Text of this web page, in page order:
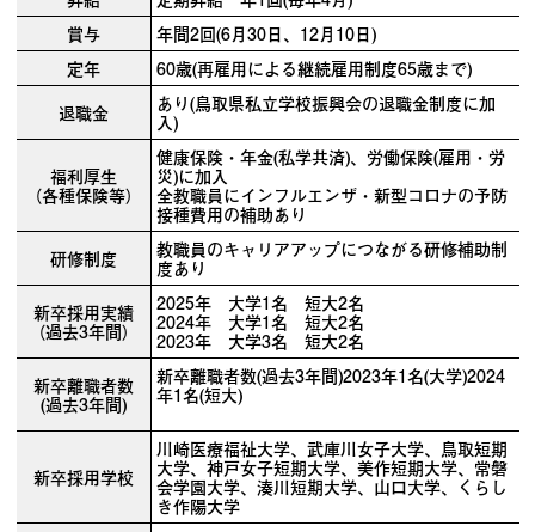
賞与
年間2回(6月30日、12月10日)
定年
60歳(再雇用による継続雇用制度65歳まで)
退職金
あり(鳥取県私立学校振興会の退職金制度に加
入)
福利厚生
（各種保険等）
健康保険・年金(私学共済)、労働保険(雇用・労
災)に加入
全教職員にインフルエンザ・新型コロナの予防
接種費用の補助あり
研修制度
教職員のキャリアアップにつながる研修補助制
度あり
新卒採用実績
（過去3年間）
2025年 大学1名 短大2名
2024年 大学1名 短大2名
2023年 大学3名 短大2名
新卒離職者数
(過去3年間)
新卒離職者数(過去3年間)2023年1名(大学)2024
年1名(短大)
新卒採用学校
川崎医療福祉大学、武庫川女子大学、鳥取短期
大学、神戸女子短期大学、美作短期大学、常磐
会学園大学、湊川短期大学、山口大学、くらし
き作陽大学